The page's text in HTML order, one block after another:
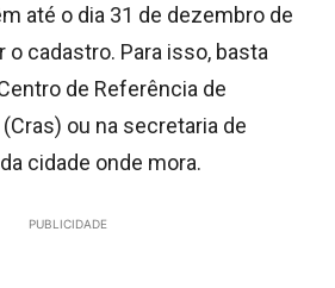
até o dia 31 de dezembro de
o cadastro. Para isso, basta
de Referência de
ou na secretaria de
cidade onde mora.
PUBLICIDADE